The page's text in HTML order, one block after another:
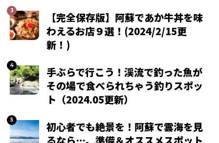
【完全保存版】阿蘇であか牛丼を味
わえるお店９選！(2024/2/15更
新！)
手ぶらで行こう！渓流で釣った魚が
その場で食べられちゃう釣りスポッ
ト（2024.05更新）
初心者でも絶景を！阿蘇で雲海を見